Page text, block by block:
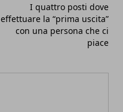
I quattro posti dove
effettuare la “prima uscita”
con una persona che ci
piace